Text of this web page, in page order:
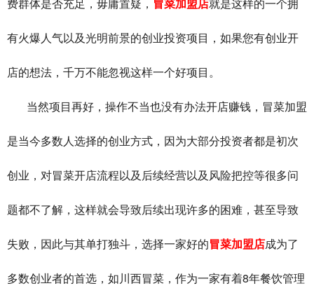
费群体是否充足，毋庸置疑， 冒菜加盟店就是这样的一个拥
有火爆人气以及光明前景的创业投资项目，如果您有创业开
店的想法，千万不能忽视这样一个好项目。
当然项目再好，操作不当也没有办法开店赚钱，冒菜加盟
是当今多数人选择的创业方式，因为大部分投资者都是初次
创业，对冒菜开店流程以及后续经营以及风险把控等很多问
题都不了解，这样就会导致后续出现许多的困难，甚至导致
失败，因此与其单打独斗，选择一家好的冒菜加盟店成为了
多数创业者的首选，如川西冒菜，作为一家有着8年餐饮管理